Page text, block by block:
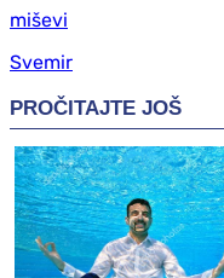
miševi
Svemir